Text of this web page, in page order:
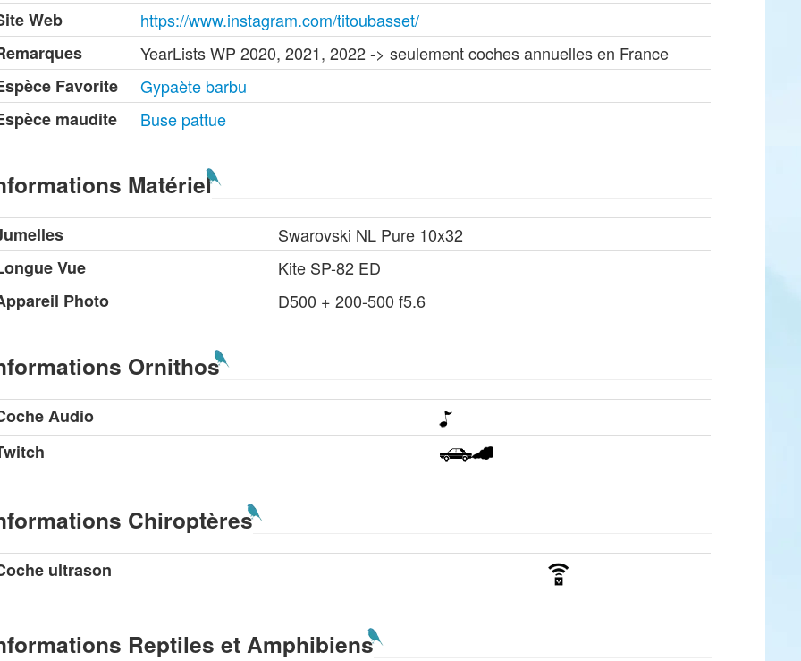
Web
https://www.instagram.com/titoubasset/
YearLists WP 2020, 2021, 2022 -> seulement coches annuelles en France
Favorite
Gypaète barbu
maudite
Buse pattue
Matériel
Swarovski NL Pure 10x32
Vue
Kite SP-82 ED
Photo
D500 + 200-500 f5.6
Ornithos
Audio
Chiroptères
ultrason
Reptiles et Amphibiens